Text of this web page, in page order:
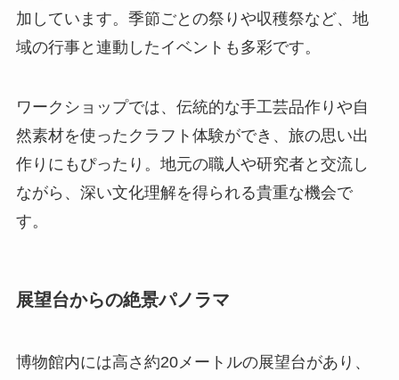
加しています。季節ごとの祭りや収穫祭など、地
域の行事と連動したイベントも多彩です。
ワークショップでは、伝統的な手工芸品作りや自
然素材を使ったクラフト体験ができ、旅の思い出
作りにもぴったり。地元の職人や研究者と交流し
ながら、深い文化理解を得られる貴重な機会で
す。
展望台からの絶景パノラマ
博物館内には高さ約20メートルの展望台があり、